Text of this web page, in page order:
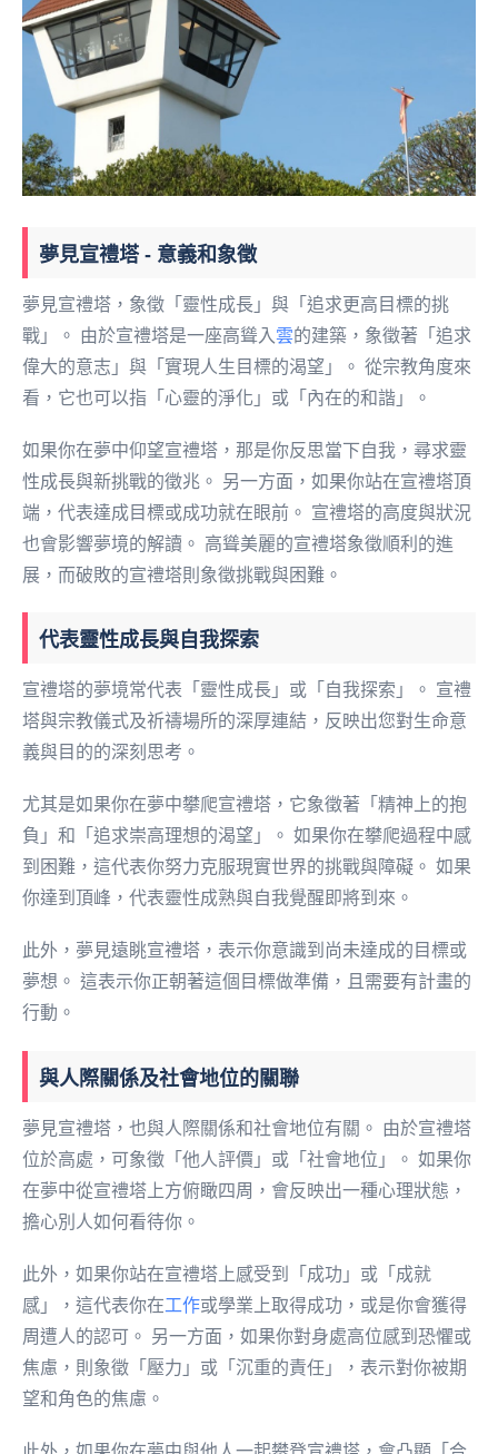
夢見宣禮塔 - 意義和象徵
夢見宣禮塔，象徵「靈性成長」與「追求更高目標的挑
戰」。 由於宣禮塔是一座高聳入雲的建築，象徵著「追求
偉大的意志」與「實現人生目標的渴望」。 從宗教角度來
看，它也可以指「心靈的淨化」或「內在的和諧」。
如果你在夢中仰望宣禮塔，那是你反思當下自我，尋求靈
性成長與新挑戰的徵兆。 另一方面，如果你站在宣禮塔頂
端，代表達成目標或成功就在眼前。 宣禮塔的高度與狀況
也會影響夢境的解讀。 高聳美麗的宣禮塔象徵順利的進
展，而破敗的宣禮塔則象徵挑戰與困難。
代表靈性成長與自我探索
宣禮塔的夢境常代表「靈性成長」或「自我探索」。 宣禮
塔與宗教儀式及祈禱場所的深厚連結，反映出您對生命意
義與目的的深刻思考。
尤其是如果你在夢中攀爬宣禮塔，它象徵著「精神上的抱
負」和「追求崇高理想的渴望」。 如果你在攀爬過程中感
到困難，這代表你努力克服現實世界的挑戰與障礙。 如果
你達到頂峰，代表靈性成熟與自我覺醒即將到來。
此外，夢見遠眺宣禮塔，表示你意識到尚未達成的目標或
夢想。 這表示你正朝著這個目標做準備，且需要有計畫的
行動。
與人際關係及社會地位的關聯
夢見宣禮塔，也與人際關係和社會地位有關。 由於宣禮塔
位於高處，可象徵「他人評價」或「社會地位」。 如果你
在夢中從宣禮塔上方俯瞰四周，會反映出一種心理狀態，
擔心別人如何看待你。
此外，如果你站在宣禮塔上感受到「成功」或「成就
感」，這代表你在工作或學業上取得成功，或是你會獲得
周遭人的認可。 另一方面，如果你對身處高位感到恐懼或
焦慮，則象徵「壓力」或「沉重的責任」，表示對你被期
望和角色的焦慮。